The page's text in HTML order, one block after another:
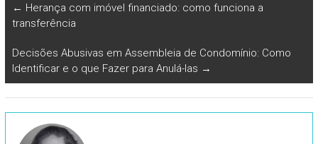
← Herança com imóvel financiado: como funciona a
transferência
Decisões Abusivas em Assembleia de Condomínio: Como
Identificar e o que Fazer para Anulá-las →